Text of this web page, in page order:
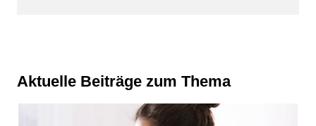
Aktuelle Beiträge zum Thema